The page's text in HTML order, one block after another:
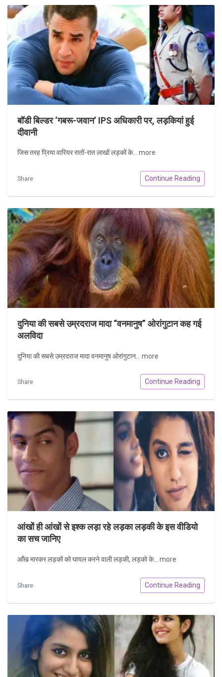
बॉडी बिल्डर ‘गबरू-जवान’ IPS अधिकारी पर, लड़कियां हुई
दीवानी
जिस तरह प्रिया वारियर रातों-रात लाखों लड़कों के... more
Share Continue Reading
दुनिया की सबसे उम्रदराज मादा “वनमानुष” ओरांगुटान कह गई
अलविदा
दुनिया की सबसे उम्रदराज मादा वनमानुष ओरांगुटान... more
Share Continue Reading
आंखों ही आंखों से इश्क लड़ा रहे लड़का लड़की के इस वीडियो
का सच जानिए
आँख मारकर लड़कों को घायल करने वाली लड़की, लड़को के... more
Share Continue Reading